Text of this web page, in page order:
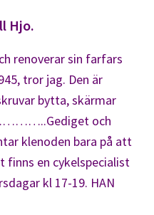
Hjo.
renoverar sin farfars
tror jag. Den är
bytta, skärmar
och
klenoden bara på att
finns en cykelspecialist
kl 17-19. HAN